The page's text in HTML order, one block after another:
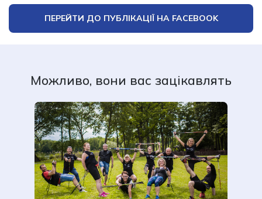
ПЕРЕЙТИ ДО ПУБЛІКАЦІЇ НА FACEBOOK
Можливо, вони вас зацікавлять